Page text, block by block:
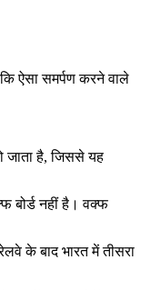
ऐसा समर्पण करने वाले
जाता है, जिससे यह
बोर्ड नहीं है। वक्फ
के बाद भारत में तीसरा